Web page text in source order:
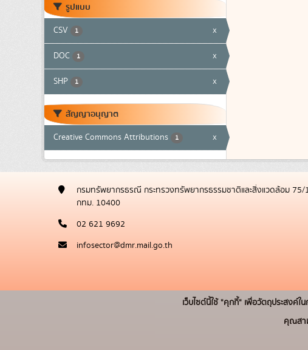
รูปแบบ
CSV 1 x
DOC 1 x
SHP 1 x
สัญญาอนุญาต
Creative Commons Attributions 1 x
กรมทรัพยากรธรณี กระทรวงทรัพยากรธรรมชาติและสิ่งแวดล้อม
กทม. 10400
02 621 9692
infosector@dmr.mail.go.th
เว็บไซต์นี้ใช้ "คุกกี้" เพื่อวัตถุประสงค์
คุณสา